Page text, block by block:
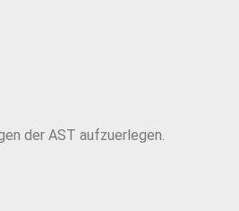
der AST aufzuerlegen.